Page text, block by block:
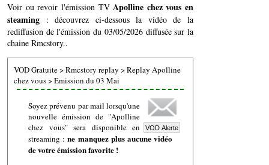
Voir ou revoir l'émission TVApolline chez vous en
steaming : découvrez ci-dessous la vidéo de la
rediffusion de l'émission du 03/05/2026 diffusée sur la
chaine Rmcstory..
VOD Gratuite>Rmcstory replay >Replay Apolline
chez vous>Emission du 03 Mai
Soyez prévenu par mail lorsqu'une
nouvelle émission de "Apolline
chez vous" sera disponible en
streaming :ne manquez plus aucune vidéo
de votre émission favorite !